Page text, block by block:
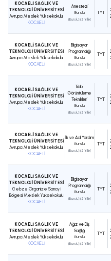
KOCAELİ SAĞLIK VE
TEKNOLOJİ ÜNİVERSİTESİ
Avrupa Meslek Yüksekokulu
KOCAELİ
Anestezi
Burslu
(Burslu) (2 Yıllık)
TYT
KOCAELİ SAĞLIK VE
TEKNOLOJİ ÜNİVERSİTESİ
Avrupa Meslek Yüksekokulu
KOCAELİ
Bilgisayar
Programcılığı
Burslu
(Burslu) (2 Yıllık)
TYT
KOCAELİ SAĞLIK VE
TEKNOLOJİ ÜNİVERSİTESİ
Avrupa Meslek Yüksekokulu
KOCAELİ
Tıbbi
Görüntüleme
Teknikleri
Burslu
(Burslu) (2 Yıllık)
TYT
KOCAELİ SAĞLIK VE
TEKNOLOJİ ÜNİVERSİTESİ
Avrupa Meslek Yüksekokulu
KOCAELİ
İlk ve Acil Yardım
Burslu
(Burslu) (2 Yıllık)
TYT
KOCAELİ SAĞLIK VE
TEKNOLOJİ ÜNİVERSİTESİ
Gebze Organize Sanayi
Bölgesi Meslek Yüksekokulu
KOCAELİ
Bilgisayar
Programcılığı
Burslu
(Burslu) (2 Yıllık)
TYT
KOCAELİ SAĞLIK VE
TEKNOLOJİ ÜNİVERSİTESİ
Avrupa Meslek Yüksekokulu
KOCAELİ
Ağız ve Diş
Sağlığı
Burslu
(Burslu) (2 Yıllık)
TYT